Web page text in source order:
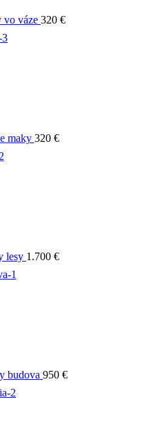
vo váze 320 €
maky 320 €
lesy 1.700 €
budova 950 €